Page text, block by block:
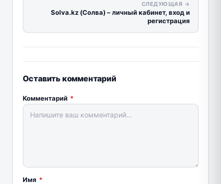
СЛЕДУЮЩАЯ →
Solva.kz (Солва) – личный кабинет, вход и
регистрация
Оставить комментарий
Комментарий *
Имя *